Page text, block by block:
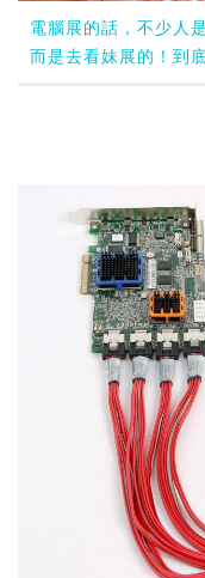
電腦展的話，不少人
而是去看妹展的！到